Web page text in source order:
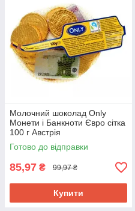
Молочний шоколад Only
Монети і Банкноти Євро сітка
100 г Австрія
Готово до відправки
85,97 ₴ 99,97 ₴
Купити